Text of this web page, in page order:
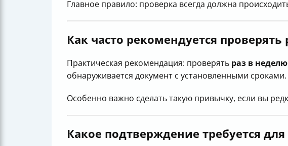
Главное правило: проверка всегда должна
Как часто рекомендуется
Практическая рекомендация: проверять раз в неделю
обнаруживается документ с установленными сроками.
Особенно важно сделать такую привычку, если вы
Какое подтверждение требуется